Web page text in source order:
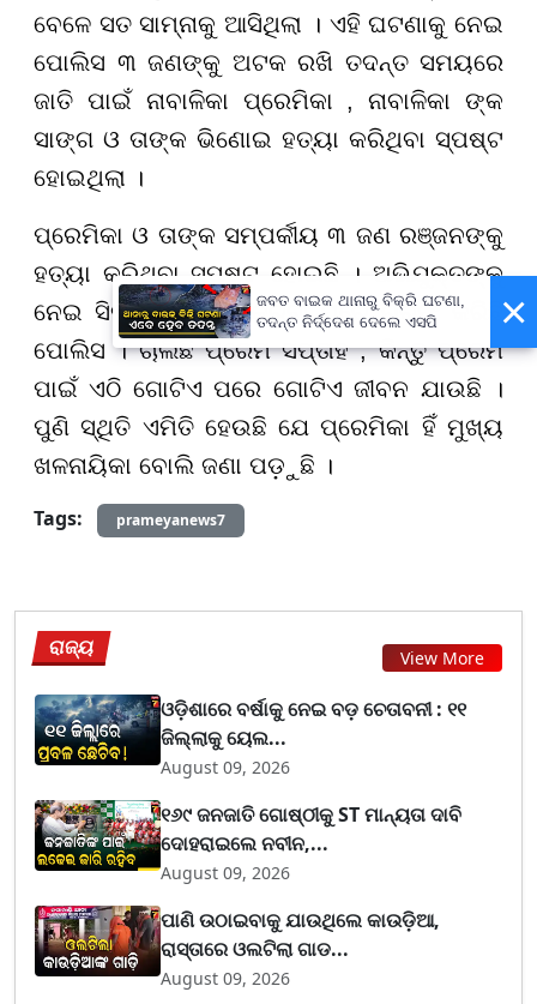
ବେଳେ ସତ ସାମ୍ନାକୁ ଆସିଥିଲା । ଏହି ଘଟଣାକୁ ନେଇ
ପୋଲିସ ୩ ଜଣଙ୍କୁ ଅଟକ ରଖି ତଦନ୍ତ ସମୟରେ
ଜାତି ପାଇଁ ନାବାଳିକା ପ୍ରେମିକା , ନାବାଳିକା ଙ୍କ
ସାଙ୍ଗ ଓ ତାଙ୍କ ଭିଣୋଇ ହତ୍ୟା କରିଥିବା ସ୍ପଷ୍ଟ
ହୋଇଥିଲା ।
ପ୍ରେମିକା ଓ ତାଙ୍କ ସମ୍ପର୍କୀୟ ୩ ଜଣ ରଞ୍ଜନଙ୍କୁ
ହତ୍ୟା କରିଥିବା ସ୍ପଷ୍ଟ ହୋଇଛି । ଅଭିଯୁକ୍ତଙ୍କୁ
ନେଇ ସିନ ରିକ୍ରିଏସନ୍ କରିବା ପରେ ଗିରଫ କରିଛି
ପୋଲିସ । ଚାଲିଛି ପ୍ରେମ ସପ୍ତାହ , କିନ୍ତୁ ପ୍ରେମ
ପାଇଁ ଏଠି ଗୋଟିଏ ପରେ ଗୋଟିଏ ଜୀବନ ଯାଉଛି ।
ପୁଣି ସ୍ଥିତି ଏମିତି ହେଉଛି ଯେ ପ୍ରେମିକା ହିଁ ମୁଖ୍ୟ
ଖଳନାୟିକା ବୋଲି ଜଣା ପଡ଼ୁଛି ।
Tags:
prameyanews7
ରାଜ୍ୟ View More
ଓଡ଼ିଶାରେ ବର୍ଷାକୁ ନେଇ ବଡ଼ ଚେତାବନୀ : ୧୧
ଜିଲ୍ଲାକୁ ୟେଲ...
August 09, 2026
୧୬୯ ଜନଜାତି ଗୋଷ୍ଠୀକୁ ST ମାନ୍ୟତା ଦାବି
ଦୋହରାଇଲେ ନବୀନ,...
August 09, 2026
ପାଣି ଉଠାଇବାକୁ ଯାଉଥିଲେ କାଉଡ଼ିଆ,
ରାସ୍ତାରେ ଓଲଟିଲା ଗାଡ...
August 09, 2026
×
ଜବତ ବାଇକ ଥାନାରୁ ବିକ୍ରି ଘଟଣା,
ତଦନ୍ତ ନିର୍ଦ୍ଦେଶ ଦେଲେ ଏସପି